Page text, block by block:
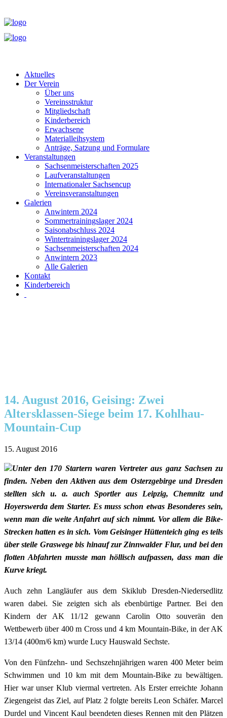
Aktuelles
Der Verein
Über uns
Vereinsstruktur
Mitgliedschaft
Kinderbereich
Erwachsene
Materialleihsystem
Anträge, Satzung und Formulare
Veranstaltungen
Sachsenmeisterschaften 2025
Laufveranstaltungen
Internationaler Sachsencup
Vereinsveranstaltungen
Galerien
Anwintern 2024
Sommertrainingslager 2024
Saisonabschluss 2024
Wintertrainingslager 2024
Sachsenmeisterschaften 2024
Anwintern 2023
Alle Galerien
Kontakt
Kinderbereich
14. August 2016, Geising: Zwei
Altersklassen-Siege beim 17. Kohlhau-
Mountain-Cup
15. August 2016
Unter den 170 Startern waren Vertreter aus ganz Sachsen zu
finden. Neben den Aktiven aus dem Osterzgebirge und Dresden
stellten sich u. a. auch Sportler aus Leipzig, Chemnitz und
Hoyerswerda dem Starter. Es muss schon etwas Besonderes sein,
wenn man die weite Anfahrt auf sich nimmt. Vor allem die Bike-
Strecken hatten es in sich. Vom Geisinger Hüttenteich ging es teils
über steile Graswege bis hinauf zur Zinnwalder Flur, und bei den
flotten Abfahrten musste man höllisch aufpassen, dass man die
Kurve kriegt.
Auch zehn Langläufer aus dem Skiklub Dresden-Niedersedlitz
waren dabei. Sie zeigten sich als ebenbürtige Partner. Bei den
Kindern der AK 11/12 gewann Carolin Otto souverän den
Wettbewerb über 400 m Cross und 4 km Mountain-Bike, in der AK
13/14 (400m/6 km) wurde Lucy Hauswald Sechste.
Von den Fünfzehn- und Sechszehnjährigen waren 400 Meter beim
Schwimmen und 10 km mit dem Mountain-Bike zu bewältigen.
Hier war unser Klub viermal vertreten. Als Erster erreichte Johann
Ziegengeist das Ziel, auf Platz 2 folgte bereits Leon Schäfer. Marcel
Durdel und Vincent Kaul beendeten dieses Rennen mit den Plätzen